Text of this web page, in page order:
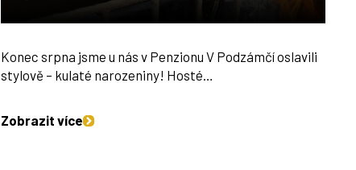
Konec srpna jsme u nás v Penzionu V Podzámčí oslavili
stylově – kulaté narozeniny! Hosté…
Zobrazit více